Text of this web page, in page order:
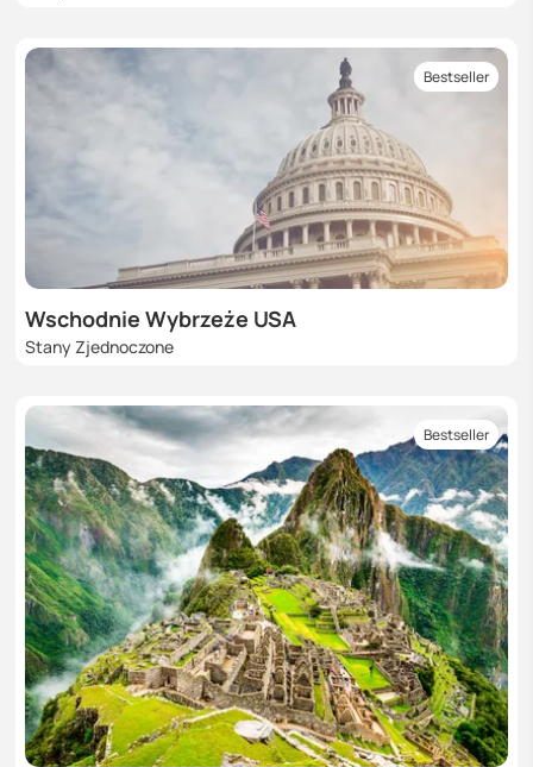
Bestseller
Wschodnie Wybrzeże USA
Stany Zjednoczone
Bestseller